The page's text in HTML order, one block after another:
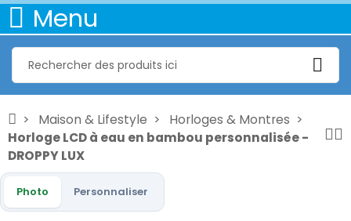
Menu
Maison & Lifestyle
Horloges & Montres
Horloge LCD à eau en bambou personnalisée -
DROPPY LUX
Photo Personnaliser